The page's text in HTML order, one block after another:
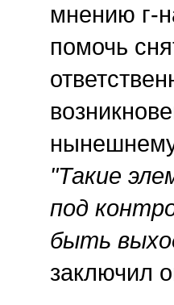
мнению г-
помочь
"Такие
под
быть
заключил